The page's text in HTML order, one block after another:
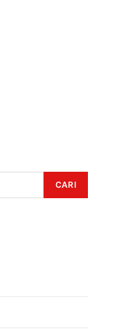
CARI